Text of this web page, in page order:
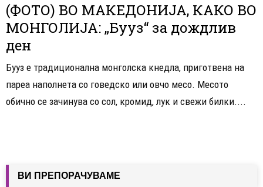
(ФОТО) ВО МАКЕДОНИЈА, КАКО ВО
МОНГОЛИЈА: „Бууз“ за дождлив
ден
Бууз е традиционална монголска кнедла, приготвена на
пареа наполнета со говедско или овчо месо. Месото
обично се зачинува со сол, кромид, лук и свежи билки....
ВИ ПРЕПОРАЧУВАМЕ